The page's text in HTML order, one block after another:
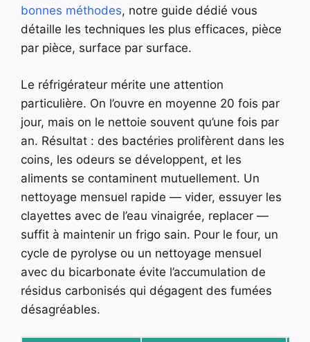
bonnes méthodes, notre guide dédié vous
détaille les techniques les plus efficaces, pièce
par pièce, surface par surface.
Le réfrigérateur mérite une attention
particulière. On l’ouvre en moyenne 20 fois par
jour, mais on le nettoie souvent qu’une fois par
an. Résultat : des bactéries prolifèrent dans les
coins, les odeurs se développent, et les
aliments se contaminent mutuellement. Un
nettoyage mensuel rapide — vider, essuyer les
clayettes avec de l’eau vinaigrée, replacer —
suffit à maintenir un frigo sain. Pour le four, un
cycle de pyrolyse ou un nettoyage mensuel
avec du bicarbonate évite l’accumulation de
résidus carbonisés qui dégagent des fumées
désagréables.